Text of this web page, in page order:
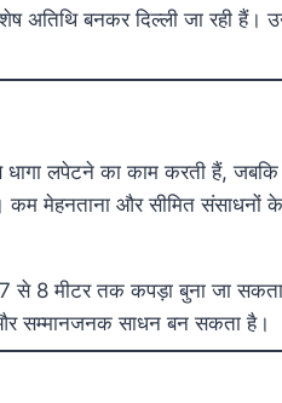
अतिथि बनकर दिल्ली जा रही हैं।
लपेटने का काम करती हैं, जबकि
मेहनताना और सीमित संसाधनों के
से 8 मीटर तक कपड़ा बुना जा
सम्मानजनक साधन बन सकता है।